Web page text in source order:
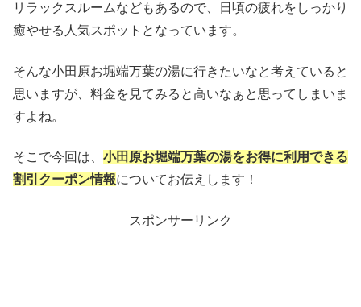
リラックスルームなどもあるので、日頃の疲れをしっかり
癒やせる人気スポットとなっています。
そんな小田原お堀端万葉の湯に行きたいなと考えていると
思いますが、料金を見てみると高いなぁと思ってしまいま
すよね。
そこで今回は、 小田原お堀端万葉の湯をお得に利用できる
割引クーポン情報についてお伝えします！
スポンサーリンク